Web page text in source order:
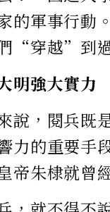
軍事行動
“穿越”到
明強大實力
說，閱兵既
力的重要手
帝朱棣就